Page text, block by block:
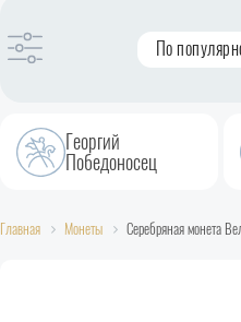
По
Георгий
Победоносец
Главная Монеты Серебряная монета